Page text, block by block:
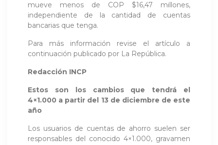
mueve menos de COP $16,47 millones,
independiente de la cantidad de cuentas
bancarias que tenga.
Para más información revise el artículo a
continuación publicado por La República.
Redacción INCP
Estos son los cambios que tendrá el
4×1.000 a partir del 13 de diciembre de este
año
Los usuarios de cuentas de ahorro suelen ser
responsables del conocido 4×1.000, gravamen